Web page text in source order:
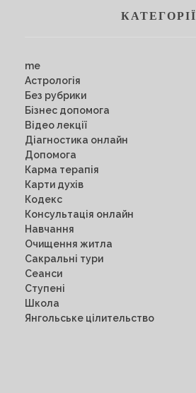
КАТЕГОРІЇ
me
Астрологія
Без рубрики
Бізнес допомога
Відео лекції
Діагностика онлайн
Допомога
Карма терапія
Карти духів
Кодекс
Консультація онлайн
Навчання
Очищення житла
Сакральні тури
Сеанси
Ступені
Школа
Янгольське цілительство